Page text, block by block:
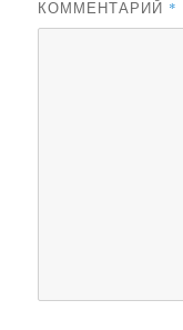
КОММЕНТАРИЙ *